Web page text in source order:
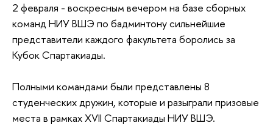
2 февраля - воскресным вечером на базе сборных
команд НИУ ВШЭ по бадминтону сильнейшие
представители каждого факультета боролись за
Кубок Спартакиады.
Полными командами были представлены 8
студенческих дружин, которые и разыграли призовые
места в рамках XVII Спартакиады НИУ ВШЭ.